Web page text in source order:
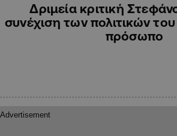
Δριμεία κριτική
συνέχιση των πολιτικών
πρόσωπο